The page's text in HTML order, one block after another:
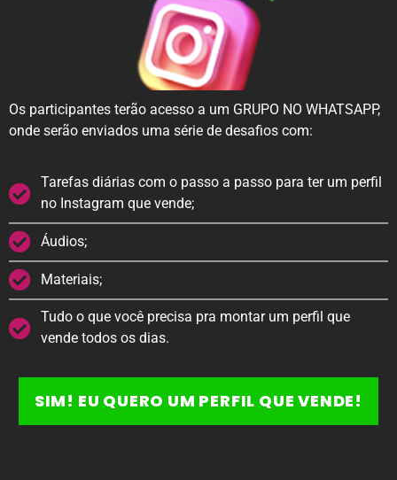
Os participantes terão acesso a um GRUPO NO WHATSAPP,
onde serão enviados uma série de desafios com:
Tarefas diárias com o passo a passo para ter um perfil
no Instagram que vende;
Áudios;
Materiais;
Tudo o que você precisa pra montar um perfil que
vende todos os dias.
SIM! EU QUERO UM PERFIL QUE VENDE!